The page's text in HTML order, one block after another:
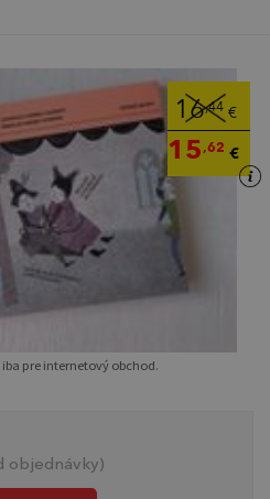
16,44 €
15,62 €
pre internetový obchod.
objednávky)